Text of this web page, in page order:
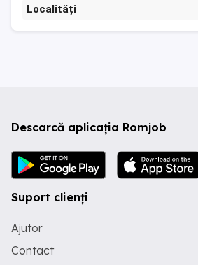
Localități
Descarcă aplicația Romjob
Suport clienți
Ajutor
Contact